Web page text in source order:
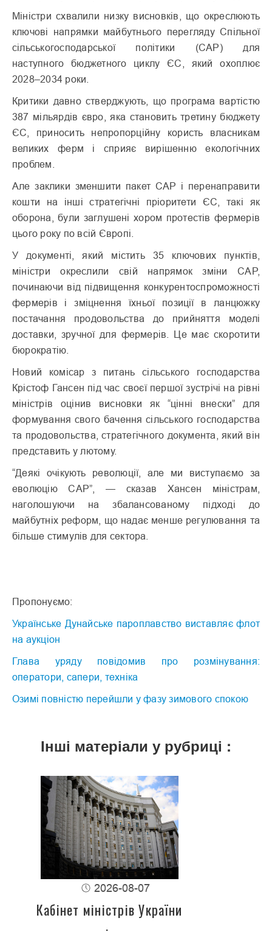
Міністри схвалили низку висновків, що окреслюють
ключові напрямки майбутнього перегляду Спільної
сільськогосподарської політики (CAP) для
наступного бюджетного циклу ЄС, який охоплює
2028–2034 роки.
Критики давно стверджують, що програма вартістю
387 мільярдів євро, яка становить третину бюджету
ЄС, приносить непропорційну користь власникам
великих ферм і сприяє вирішенню екологічних
проблем.
Але заклики зменшити пакет CAP і перенаправити
кошти на інші стратегічні пріоритети ЄС, такі як
оборона, були заглушені хором протестів фермерів
цього року по всій Європі.
У документі, який містить 35 ключових пунктів,
міністри окреслили свій напрямок зміни CAP,
починаючи від підвищення конкурентоспроможності
фермерів і зміцнення їхньої позиції в ланцюжку
постачання продовольства до прийняття моделі
доставки, зручної для фермерів. Це має скоротити
бюрократію.
Новий комісар з питань сільського господарства
Крістоф Гансен під час своєї першої зустрічі на рівні
міністрів оцінив висновки як “цінні внески” для
формування свого бачення сільського господарства
та продовольства, стратегічного документа, який він
представить у лютому.
“Деякі очікують революції, але ми виступаємо за
еволюцію CAP”, — сказав Хансен міністрам,
наголошуючи на збалансованому підході до
майбутніх реформ, що надає менше регулювання та
більше стимулів для сектора.
Пропонуємо:
Українське Дунайське пароплавство виставляє флот
на аукціон
Глава уряду повідомив про розмінування:
оператори, сапери, техніка
Озимі повністю перейшли у фазу зимового спокою
Інші матеріали у рубриці :
2026-08-07
Кабінет міністрів України